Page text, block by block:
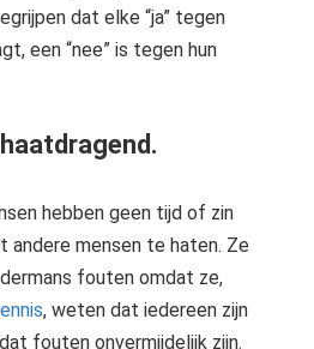
dat elke “ja” tegen
een “nee” is tegen hun
hebben geen tijd of zin
andere mensen te haten. Ze
fouten omdat ze,
, weten dat iedereen zijn
fouten onvermijdelijk zijn.